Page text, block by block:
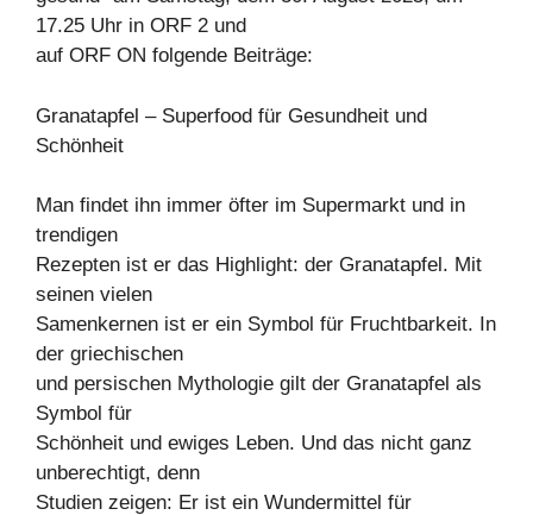
17.25 Uhr in ORF 2 und
auf ORF ON folgende Beiträge:
Granatapfel – Superfood für Gesundheit und
Schönheit
Man findet ihn immer öfter im Supermarkt und in
trendigen
Rezepten ist er das Highlight: der Granatapfel. Mit
seinen vielen
Samenkernen ist er ein Symbol für Fruchtbarkeit. In
der griechischen
und persischen Mythologie gilt der Granatapfel als
Symbol für
Schönheit und ewiges Leben. Und das nicht ganz
unberechtigt, denn
Studien zeigen: Er ist ein Wundermittel für